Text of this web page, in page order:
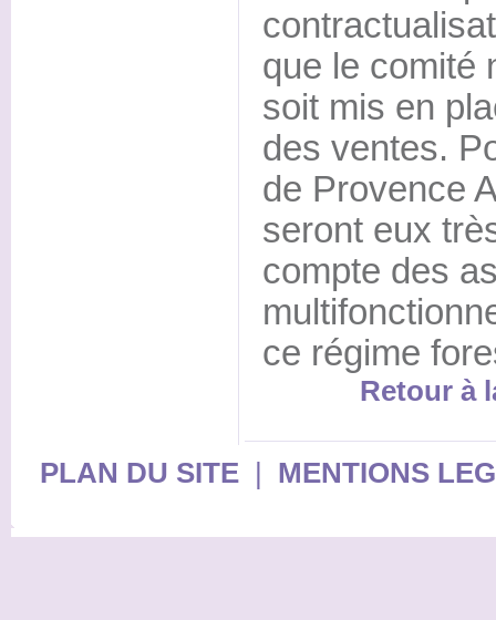
que le comité
soit mis en
des ventes.
de Provence
seront eux
compte des
ce régime
Retour à
PLAN DU SITE| MENTIONS